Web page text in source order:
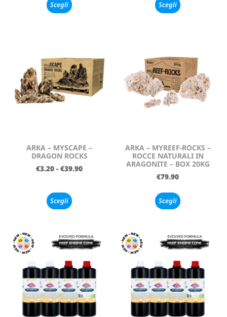
Scegli Scegli
ARKA – MYSCAPE –
DRAGON ROCKS
€3.20 - €39.90
Scegli
ARKA – MYREEF-ROCKS –
ROCCE NATURALI IN
ARAGONITE – BOX 20KG
€79.90
Scegli